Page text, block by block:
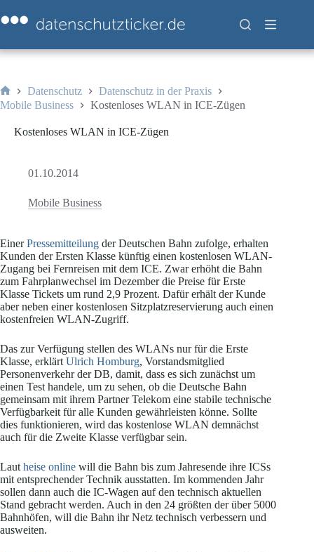
Inhalt
springen
Start
Datenschutz
Datenschutz in der Praxis
Mobile Business
Kostenloses WLAN in ICE-Zügen
Kostenloses WLAN in ICE-Zügen
01.10.2014
Mobile Business
EinerPressemitteilung der Deutschen Bahn zufolge, erhalten
Kunden der Ersten Klasse künftig einen kostenlosen WLAN-
Zugang bei Fernreisen mit dem ICE. Zwar erhöht die Bahn
zum Fahrplanwechsel im Dezember die Preise für Erste
Klasse Tickets um rund 2,9 Prozent. Dafür erhält der Kunde
aber neben einer kostenlosen Sitzplatzreservierung auch einen
kostenfreien WLAN-Zugriff.
Das zur Verfügung stellen des WLANs nur für die Erste
Klasse, erklärt Ulrich Homburg, Vorstandsmitglied
Personenverkehr der DB, damit, dass es sich zunächst um
einen Test handele, um zu sehen, ob die Deutsche Bahn
gemeinsam mit ihrem Partner Telekom eine stabile technische
Verfügbarkeit für alle Kunden gewährleisten könne. Sollte
dies funktionieren, wird das kostenlose WLAN demnächst
auch für die Zweite Klasse verfügbar sein.
Laut heise online will die Bahn bis zum Jahresende ihre ICSs
mit entsprechender Technik ausstatten. Im kommenden Jahr
sollen dann auch die IC-Wagen auf den technisch aktuellen
Stand gebracht werden. Auch in den 24 größten der über 5000
Bahnhöfen, will die Bahn ihr Netz technisch verbessern und
ausweiten.